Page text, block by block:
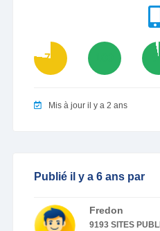
77 97
Mis à jour il y a 2 ans
Publié il y a 6 ans par
Fredon
9193 SITES